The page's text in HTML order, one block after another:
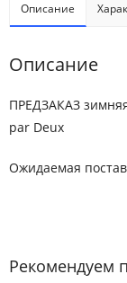
Описание
Описание
ПРЕДЗАКАЗ
par Deux
Ожидаемая
Рекомендуем